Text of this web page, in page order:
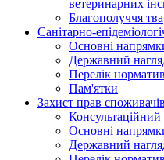
ветеринарних
Благополуччя
Санітарно-
Основні
Державний
Перелік
Пам'ятки
Захист прав споживачів
Основні
Державний